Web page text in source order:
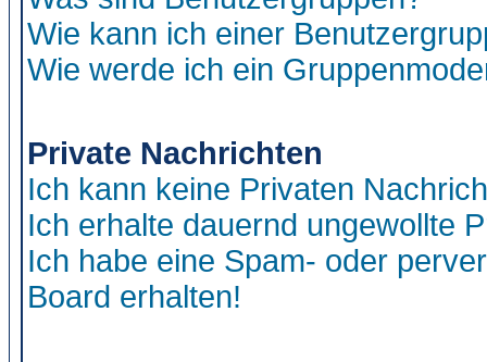
Wie kann ich einer
Wie werde ich ein
Private Nachrichten
Ich kann keine Privaten
Ich erhalte dauernd ungewollte
Ich habe eine Spam- oder
Board erhalten!